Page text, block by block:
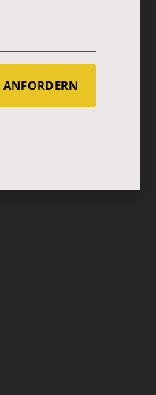
ANFORDERN